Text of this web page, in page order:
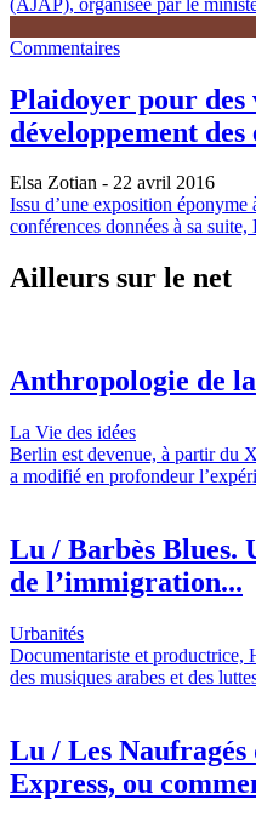
Commentaires
Plaidoyer pour des
développement des
Elsa Zotian - 22 avril 2016
Issu d’une exposition éponyme
conférences données à sa
Ailleurs sur le net
Anthropologie de
La Vie des idées
Berlin est devenue, à partir du
a modifié en profondeur
Lu / Barbès Blues.
de l’immigration...
Urbanités
Documentariste et productrice,
des musiques arabes et des
Lu / Les
Express, ou